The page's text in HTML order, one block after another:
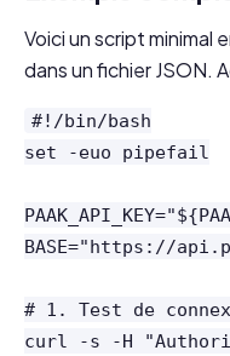
Voici un script minimal
dans un fichier JSON.
#!/bin/bash
set -euo pipefail
BASE="https://
# 1. Test de
curl -s -H